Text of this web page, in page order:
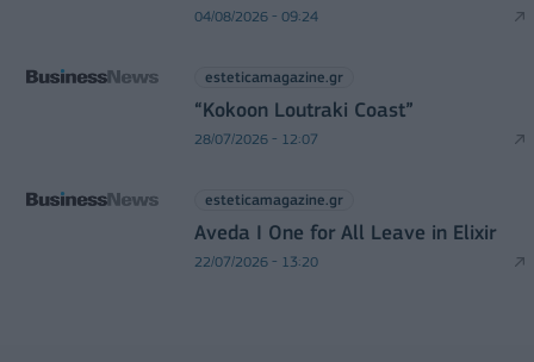
04/08/2026 - 09:24
esteticamagazine.gr
“Kokoon Loutraki Coast”
28/07/2026 - 12:07
esteticamagazine.gr
Aveda I One for All Leave in Elixir
22/07/2026 - 13:20